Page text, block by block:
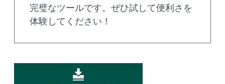
完璧なツールです。ぜひ試して便利さを
体験してください！